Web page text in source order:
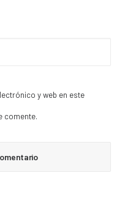
y web en este
comente.